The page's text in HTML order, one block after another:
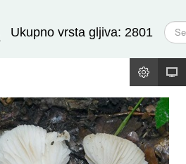
Ukupno vrsta gljiva: 2801
T
r
ž